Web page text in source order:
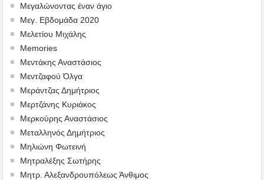
Μεγαλώνοντας έναν άγιο
Μεγ. Εβδομάδα 2020
Μελετίου Μιχάλης
Memories
Μεντάκης Αναστάσιος
Μεντζαφού Όλγα
Μεράντζας Δημήτριος
Μερτζάνης Κυριάκος
Μερκούρης Αναστάσιος
Μεταλληνός Δημήτριος
Mηλιώνη Φωτεινή
Μητραλέξης Σωτήρης
Μητρ. Αλεξανδρουπόλεως Άνθιμος